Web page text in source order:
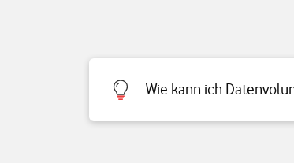
Wie kann ich